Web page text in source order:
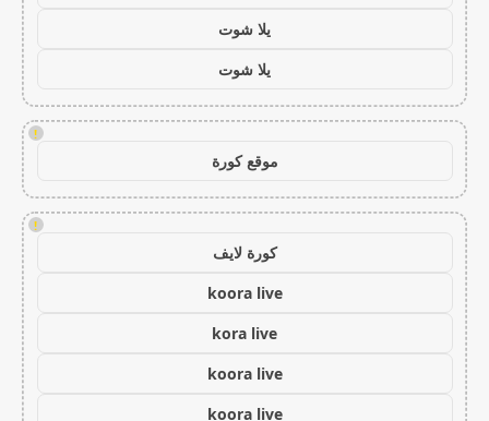
يلا شوت
يلا شوت
!
موقع كورة
!
كورة لايف
koora live
kora live
koora live
koora live